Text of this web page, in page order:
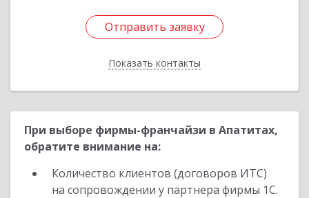
Отправить заявку
Показать контакты
Отправить заявку
Назад
При выборе фирмы-франчайзи в Апатитах,
обратите внимание на:
Количество клиентов (договоров ИТС)
на сопровождении у партнера фирмы 1С.